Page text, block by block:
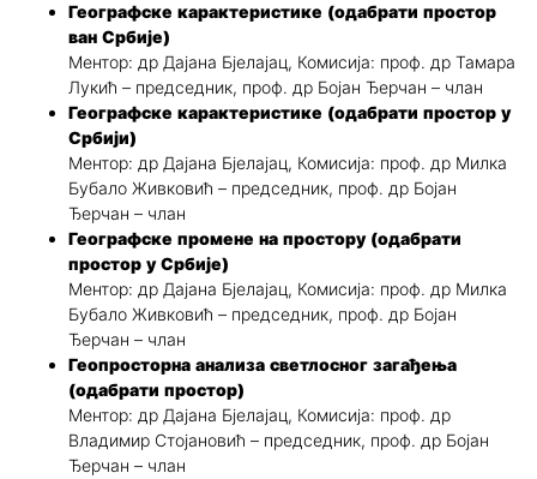
Географске карактеристике (одабрати простор
ван Србије)
Ментор: др Дајана Бјелајац, Комисија: проф. др Тамара
Лукић – председник, проф. др Бојан Ђерчан – члан
Географске карактеристике (одабрати простор у
Србији)
Ментор: др Дајана Бјелајац, Комисија: проф. др Милка
Бубало Живковић – председник, проф. др Бојан
Ђерчан – члан
Географске промене на простору (одабрати
простор у Србије)
Ментор: др Дајана Бјелајац, Комисија: проф. др Милка
Бубало Живковић – председник, проф. др Бојан
Ђерчан – члан
Геопросторна анализа светлосног загађења
(одабрати простор)
Ментор: др Дајана Бјелајац, Комисија: проф. др
Владимир Стојановић – председник, проф. др Бојан
Ђерчан – члан